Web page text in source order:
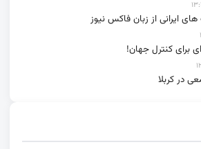
ایرانی از زبان فاکس نیوز
برای کنترل جهان!
در کربلا